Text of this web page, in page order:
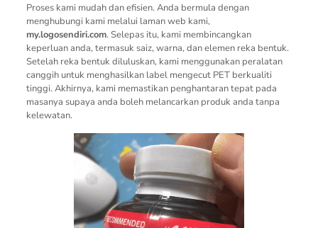
Proses kami mudah dan efisien. Anda bermula dengan
menghubungi kami melalui laman web kami,
my.logosendiri.com. Selepas itu, kami membincangkan
keperluan anda, termasuk saiz, warna, dan elemen reka bentuk.
Setelah reka bentuk diluluskan, kami menggunakan peralatan
canggih untuk menghasilkan label mengecut PET berkualiti
tinggi. Akhirnya, kami memastikan penghantaran tepat pada
masanya supaya anda boleh melancarkan produk anda tanpa
kelewatan.